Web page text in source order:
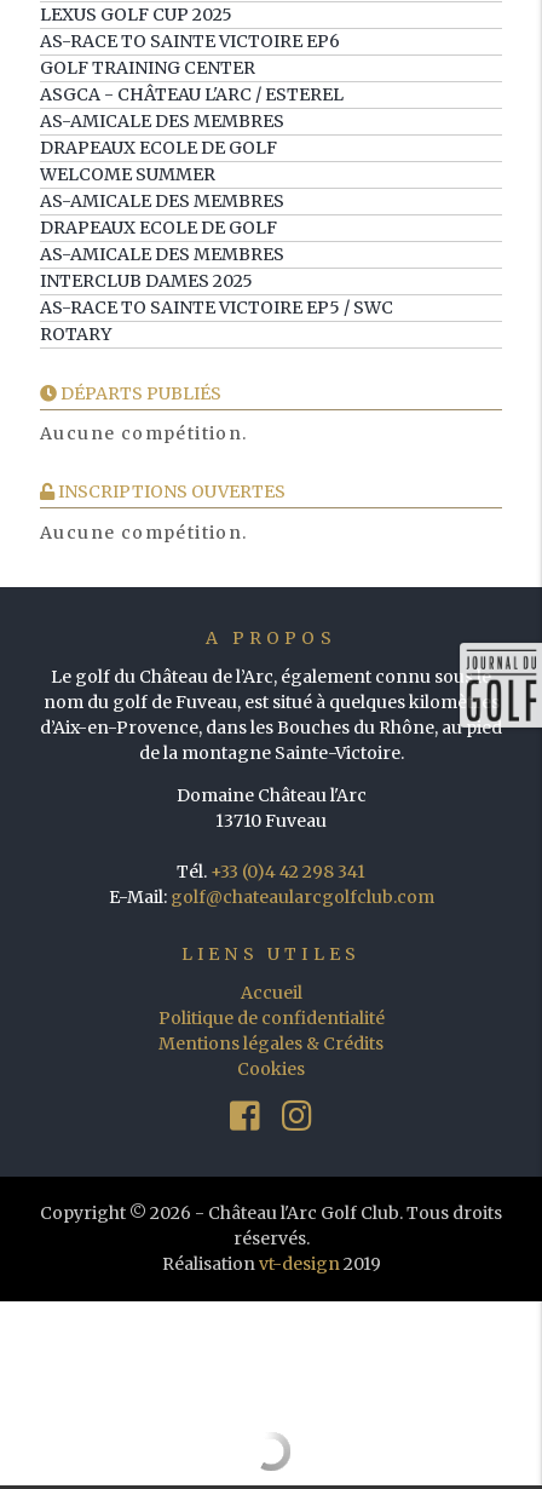
LEXUS GOLF CUP 2025
AS-RACE TO SAINTE VICTOIRE EP6
GOLF TRAINING CENTER
ASGCA - CHÂTEAU L'ARC / ESTEREL
AS-AMICALE DES MEMBRES
DRAPEAUX ECOLE DE GOLF
WELCOME SUMMER
AS-AMICALE DES MEMBRES
DRAPEAUX ECOLE DE GOLF
AS-AMICALE DES MEMBRES
INTERCLUB DAMES 2025
AS-RACE TO SAINTE VICTOIRE EP5 / SWC
ROTARY
DÉPARTS PUBLIÉS
Aucune compétition.
INSCRIPTIONS OUVERTES
Aucune compétition.
A PROPOS
Le golf du Château de l’Arc, également connu sous le
nom du golf de Fuveau, est situé à quelques kilomètres
d’Aix-en-Provence, dans les Bouches du Rhône, au pied
de la montagne Sainte-Victoire.
Domaine Château l'Arc
13710 Fuveau
Tél. +33 (0)4 42 298 341
E-Mail: golf@chateaularcgolfclub.com
LIENS UTILES
Accueil
Politique de confidentialité
Mentions légales & Crédits
Cookies
Copyright © 2026 - Château l'Arc Golf Club. Tous droits
réservés.
Réalisationvt-design2019